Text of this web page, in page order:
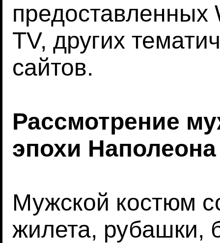
предоставленных
TV, других
сайтов.
Рассмотрение
эпохи Наполеона
Мужской костюм
жилета, рубашки,